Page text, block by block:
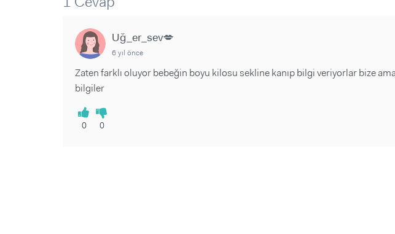
Sorular ve Yanıtlar
Uğ_er_sev💋
6 yıl önce
Zaten farklı oluyor bebeğin boyu kilosu sekline kanıp bilgi veriyorlar bize
bilgiler
0 0